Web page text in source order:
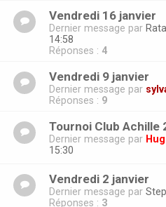
Vendredi 16 janvier
Dernier message par
14:58
Réponses : 4
Vendredi 9 janvier
Dernier message par
Réponses : 9
Tournoi Club Achille
Dernier message par
15:30
Vendredi 2 janvier
Dernier message par
Réponses : 3